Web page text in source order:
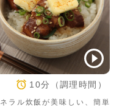
10分（調理時間）
ネラル炊飯が美味しい、簡単